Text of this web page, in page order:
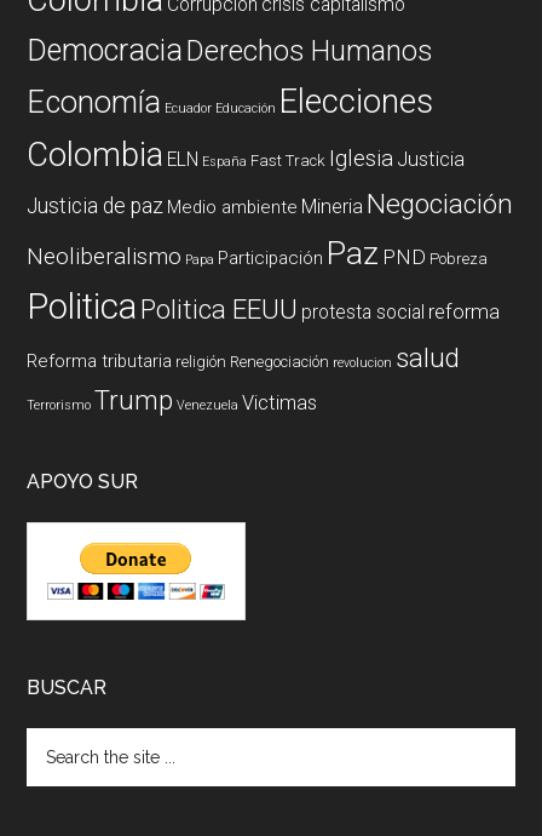
DemocraciaDerechos Humanos
Economía Ecuador Educación Elecciones
Colombia ELN España Fast Track Iglesia Justicia
Justicia de paz Medio ambiente Mineria Negociación
Neoliberalismo Papa Participación Paz PND Pobreza
PoliticaPolitica EEUU protesta social reforma
Reforma tributaria religión Renegociación revolucion salud
Terrorismo Trump Venezuela Victimas
APOYO SUR
BUSCAR